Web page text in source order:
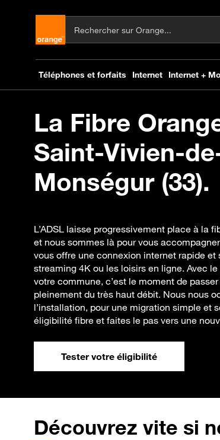
La Fibre
Saint-Vivien-
Monségur (33).
L’ADSL laisse progressivement place à la
et nous sommes là pour vous
vous offre une connexion internet rapide
streaming 4K ou les loisirs en ligne. Avec
votre commune, c’est le moment de
pleinement du très haut débit. Nous nous
l’installation, pour une migration simple et
éligibilité fibre et faites le pas vers une
Tester votre éligibilité
Découvrez vite si